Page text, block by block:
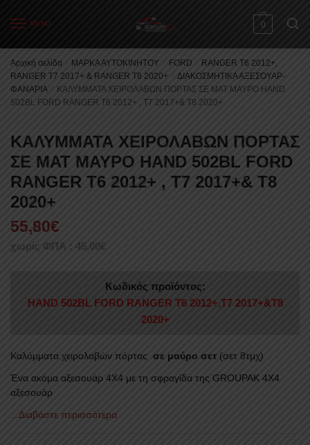
MENU 0
Αρχική σελίδα ΜΑΡΚΑ ΑΥΤΟΚΙΝΗΤΟΥ FORD
RANGER T6 2012+,
RANGER T7 2017+ & RANGER T8 2020+
ΔΙΑΚΟΣΜΗΤΙΚΑ ΑΞΕΣΟΥΑΡ-
ΦΑΝΑΡΙΑ
ΚΑΛΥΜΜΑΤΑ ΧΕΙΡΟΛΑΒΩΝ ΠΟΡΤΑΣ ΣΕ ΜΑΤ ΜΑΥΡΟ HAND
502BL FORD RANGER T6 2012+ , T7 2017+& T8 2020+
ΚΑΛΥΜΜΑΤΑ ΧΕΙΡΟΛΑΒΩΝ ΠΟΡΤΑΣ
ΣΕ ΜΑΤ ΜΑΥΡΟ HAND 502BL FORD
RANGER T6 2012+ , T7 2017+& T8
2020+
55,80€
χωρίς ΦΠΑ : 45,00€
Κωδικός προϊόντος:
HAND 502BL FORD RANGER T6 2012+,T7 2017+&Τ8
2020+
Καλύμματα χειρολαβών πόρτας σε μαύρο σετ (σετ 8τμχ)
Ένα ακόμα αξεσουάρ 4X4 με τη σφραγίδα της GROUPAK 4Χ4
αξεσουάρ
...Διαβάστε περισσότερα